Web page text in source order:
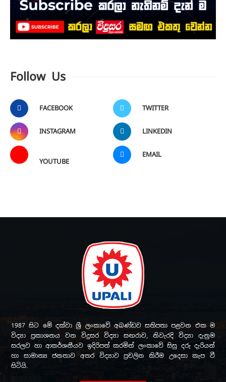
Follow Us
FACEBOOK TWITTER
INSTAGRAM LINKEDIN
YOUTUBE
EMAIL
1987 සිට මේ දක්වා ශ්‍රී ලංකාවේ අඛණ්ඩව සතිපතා පළවන එක ම
විද්‍යා ප්‍රකාශනය වන විදුසර විද්‍යා සඟරාව, නිවැරදි විද්‍යා දැනුම
සරලව හා ආකර්ශනීයව ඉදිරිපත් කරමින් ලංකාවේ සිසු දරු දැරියන්
හා සාමාන්‍ය ජනතාව අතර විද්‍යාව ප්‍රචලිත කිරීම උදෙසා කැප වී
සිටියි.